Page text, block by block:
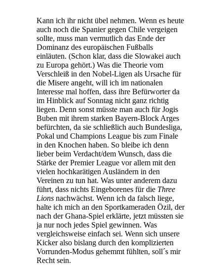
Kann ich ihr nicht übel nehmen. Wenn es heute
auch noch die Spanier gegen Chile vergeigen
sollte, muss man vermutlich das Ende der
Dominanz des europäischen Fußballs
einläuten. (Schon klar, dass die Slowakei auch
zu Europa gehört.) Was die Theorie vom
Verschleiß in den Nobel-Ligen als Ursache für
die Misere angeht, will ich im nationalen
Interesse mal hoffen, dass ihre Befürworter da
im Hinblick auf Sonntag nicht ganz richtig
liegen. Denn sonst müsste man auch für Jogis
Buben mit ihrem starken Bayern-Block Arges
befürchten, da sie schließlich auch Bundesliga,
Pokal und Champions League bis zum Finale
in den Knochen haben. So bleibe ich denn
lieber beim Verdacht/dem Wunsch, dass die
Stärke der Premier League vor allem mit den
vielen hochkarätigen Ausländern in den
Vereinen zu tun hat. Was unter anderem dazu
führt, dass nichts Eingeborenes für die Three
Lions nachwächst. Wenn ich da falsch liege,
halte ich mich an den Sportkameraden Özil, der
nach der Ghana-Spiel erklärte, jetzt müssten sie
ja nur noch jedes Spiel gewinnen. Was
vergleichsweise einfach sei. Wenn sich unsere
Kicker also bislang durch den komplizierten
Vorrunden-Modus gehemmt fühlten, soll´s mir
Recht sein.